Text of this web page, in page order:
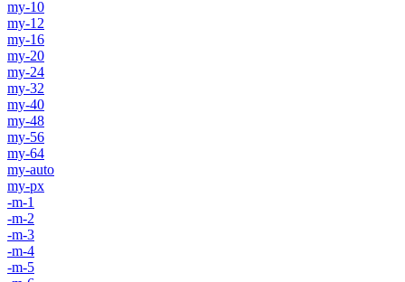
my-10
my-12
my-16
my-20
my-24
my-32
my-40
my-48
my-56
my-64
my-auto
my-px
-m-1
-m-2
-m-3
-m-4
-m-5